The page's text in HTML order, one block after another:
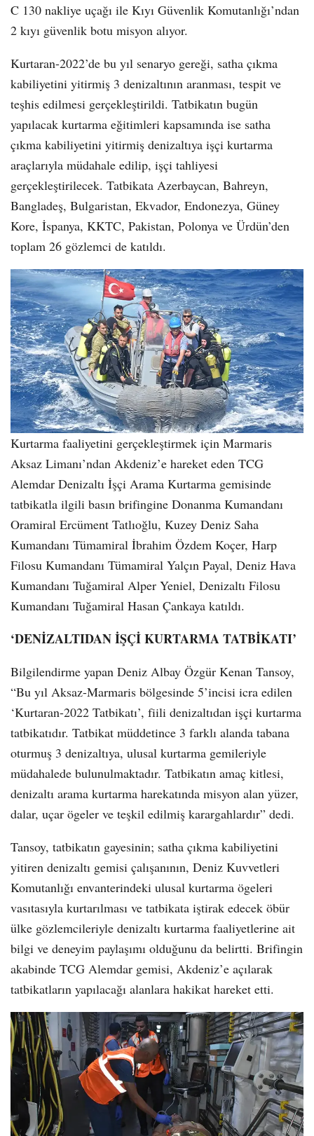
C 130 nakliye uçağı ile Kıyı Güvenlik Komutanlığı’ndan
2 kıyı güvenlik botu misyon alıyor.
Kurtaran-2022’de bu yıl senaryo gereği, satha çıkma
kabiliyetini yitirmiş 3 denizaltının aranması, tespit ve
teşhis edilmesi gerçekleştirildi. Tatbikatın bugün
yapılacak kurtarma eğitimleri kapsamında ise satha
çıkma kabiliyetini yitirmiş denizaltıya işçi kurtarma
araçlarıyla müdahale edilip, işçi tahliyesi
gerçekleştirilecek. Tatbikata Azerbaycan, Bahreyn,
Bangladeş, Bulgaristan, Ekvador, Endonezya, Güney
Kore, İspanya, KKTC, Pakistan, Polonya ve Ürdün’den
toplam 26 gözlemci de katıldı.
Kurtarma faaliyetini gerçekleştirmek için Marmaris
Aksaz Limanı’ndan Akdeniz’e hareket eden TCG
Alemdar Denizaltı İşçi Arama Kurtarma gemisinde
tatbikatla ilgili basın brifingine Donanma Kumandanı
Oramiral Ercüment Tatlıoğlu, Kuzey Deniz Saha
Kumandanı Tümamiral İbrahim Özdem Koçer, Harp
Filosu Kumandanı Tümamiral Yalçın Payal, Deniz Hava
Kumandanı Tuğamiral Alper Yeniel, Denizaltı Filosu
Kumandanı Tuğamiral Hasan Çankaya katıldı.
‘DENİZALTIDAN İŞÇİ KURTARMA TATBİKATI’
Bilgilendirme yapan Deniz Albay Özgür Kenan Tansoy,
“Bu yıl Aksaz-Marmaris bölgesinde 5’incisi icra edilen
‘Kurtaran-2022 Tatbikatı’, fiili denizaltıdan işçi kurtarma
tatbikatıdır. Tatbikat müddetince 3 farklı alanda tabana
oturmuş 3 denizaltıya, ulusal kurtarma gemileriyle
müdahalede bulunulmaktadır. Tatbikatın amaç kitlesi,
denizaltı arama kurtarma harekatında misyon alan yüzer,
dalar, uçar ögeler ve teşkil edilmiş karargahlardır” dedi.
Tansoy, tatbikatın gayesinin; satha çıkma kabiliyetini
yitiren denizaltı gemisi çalışanının, Deniz Kuvvetleri
Komutanlığı envanterindeki ulusal kurtarma ögeleri
vasıtasıyla kurtarılması ve tatbikata iştirak edecek öbür
ülke gözlemcileriyle denizaltı kurtarma faaliyetlerine ait
bilgi ve deneyim paylaşımı olduğunu da belirtti. Brifingin
akabinde TCG Alemdar gemisi, Akdeniz’e açılarak
tatbikatların yapılacağı alanlara hakikat hareket etti.